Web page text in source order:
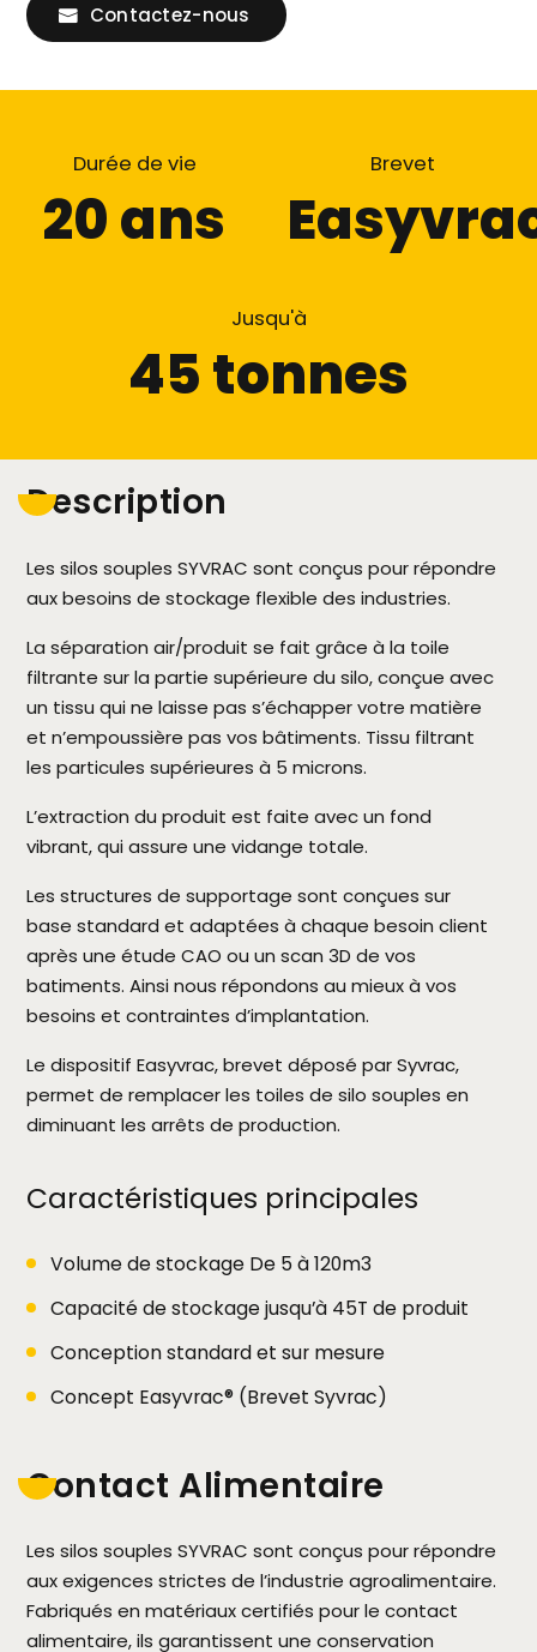
Contactez-nous
Durée de vie
20 ans
Brevet
Jusqu'à
45 tonnes
Description
Les silos souples SYVRAC sont conçus pour répondre
aux besoins de stockage flexible des industries.
La séparation air/produit se fait grâce à la toile
filtrante sur la partie supérieure du silo, conçue avec
un tissu qui ne laisse pas s’échapper votre matière
et n’empoussière pas vos bâtiments. Tissu filtrant
les particules supérieures à 5 microns.
L’extraction du produit est faite avec un fond
vibrant, qui assure une vidange totale.
Les structures de supportage sont conçues sur
base standard et adaptées à chaque besoin client
après une étude CAO ou un scan 3D de vos
batiments. Ainsi nous répondons au mieux à vos
besoins et contraintes d’implantation.
Le dispositif Easyvrac, brevet déposé par Syvrac,
permet de remplacer les toiles de silo souples en
diminuant les arrêts de production.
Caractéristiques principales
Volume de stockage De 5 à 120m3
Capacité de stockage jusqu’à 45T de produit
Conception standard et sur mesure
Concept Easyvrac® (Brevet Syvrac)
Contact Alimentaire
Les silos souples SYVRAC sont conçus pour répondre
aux exigences strictes de l’industrie agroalimentaire.
Fabriqués en matériaux certifiés pour le contact
alimentaire, ils garantissent une conservation